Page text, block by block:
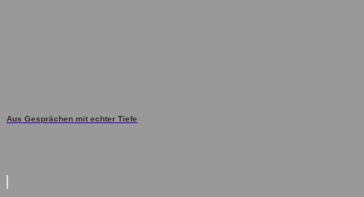
Aus Gesprächen mit echter Tiefe